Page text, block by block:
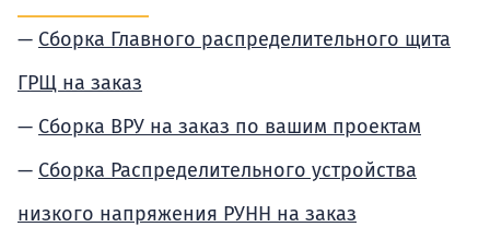
Сборка Главного распределительного щита
ГРЩ на заказ
Сборка ВРУ на заказ по вашим проектам
Сборка Распределительного устройства
низкого напряжения РУНН на заказ